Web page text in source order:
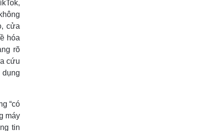
cửa
hóa
rõ
cứu
“có
máy
tin